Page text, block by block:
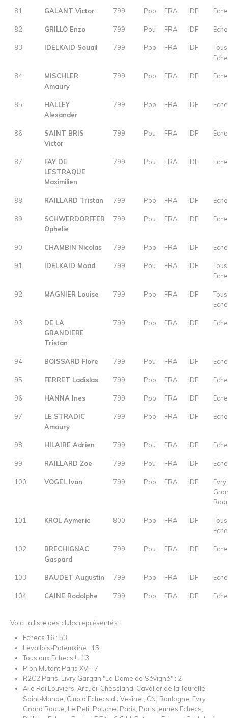
81 GALANT Victor 799 Ppo FRA IDF
82 GRILLO Enzo 799 Pou FRA IDF
83 IDELKAID Souail 799 Ppo FRA IDF
84
MISCHLER
Amaury
799 Ppo FRA IDF
85
HALLEY
Alexander
799 Ppo FRA IDF
86
SAINT BRIS
Victor
799 Pou FRA IDF
87
FAY DE
LESTRAQUE
Maximilien
799 Pou FRA IDF
88 RAILLARD Tristan 799 Ppo FRA IDF
89
SCHWERDORFFER
Ophelie
799 Pou FRA IDF
90 CHAMBIN Nicolas 799 Ppo FRA IDF
91 IDELKAID Moad 799 Pou FRA IDF
92 MAGNIER Louise 799 Ppo FRA IDF
93
DE LA
GRANDIERE
Tristan
799 Ppo FRA IDF
94 BOISSARD Flore 799 Pou FRA IDF
95 FERRET Ladislas 799 Ppo FRA IDF
96 HANNA Ines 799 Ppo FRA IDF
97
LE STRADIC
Amaury
799 Ppo FRA IDF
98 HILAIRE Adrien 799 Pou FRA IDF
99 RAILLARD Zoe 799 Pou FRA IDF
100 VOGEL Ivan 799 Ppo FRA IDF
Evry
101 KROL Aymeric 800 Ppo FRA IDF
102
BRECHIGNAC
Gaspard
799 Pou FRA IDF
103 BAUDET Augustin 799 Ppo FRA IDF
104 CAINE Rodolphe 799 Ppo FRA IDF
Voici la liste des clubs représentés :
Echecs 16 : 53
Levallois-Potemkine : 15
Tous aux Echecs ! : 13
Pion Mutant Paris XVI : 7
R2C2 Paris, Livry Gargan "La Dame de Sévigné" : 2
Aile Roi Louviers, Arcueil Chessland, Cavalier de la Tourelle
Saint-Mande, Club d'Echecs du Vesinet, CNJ Boulogne, Evry
Grand Roque, Le Petit Pouchet Paris, Paris Jeunes Echecs,